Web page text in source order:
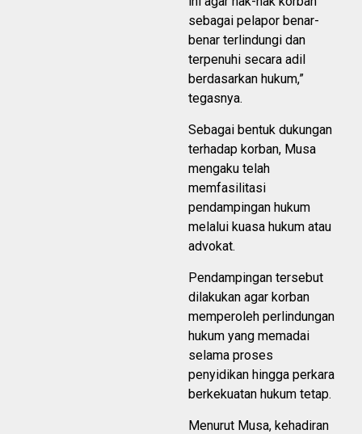
sebagai pelapor benar-
benar terlindungi dan
terpenuhi secara adil
berdasarkan hukum,”
tegasnya.
Sebagai bentuk dukungan
terhadap korban, Musa
mengaku telah
memfasilitasi
pendampingan hukum
melalui kuasa hukum atau
advokat.
Pendampingan tersebut
dilakukan agar korban
memperoleh perlindungan
hukum yang memadai
selama proses
penyidikan hingga perkara
berkekuatan hukum tetap.
Menurut Musa, kehadiran